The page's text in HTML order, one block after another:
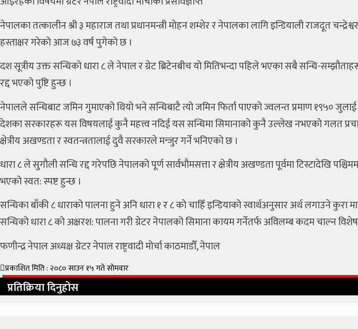
नेपालका तत्कालीन श्री ३ महाराज तथा प्रधानमन्त्री मोहन शम्शेर र नेपालका लागि इन्डियाली राजदूत
हस्ताक्षर गरेको आज ७३ वर्ष पुगेको छ ।
दश सूत्रीय उक्त सन्धिको धारा ८ ले नेपाल र ग्रेट ब्रिटेनबीच यो मितिभन्दा पहिले भएका सबै सन्धि-
रद्द भएको पुष्टि हुन्छ ।
नेपालले सन्धिबाट जमिन गुमाएको थियो भने सन्धिबाटै त्यो जमिन फिर्ता पाएको ज्वलन्त प्रमाण १९५०
देशका सरकारहरू यस विषयलाई कुनै महत्त्व नदिई यस सन्धिमा सिमानाको कुनै उल्लेख नभएको गलत
क्षेत्रीय अखण्डता र स्वतन्त्रतालाई दुवै सरकारले मन्जुर गर्ने भनिएको छ ।
धारा ८ ले सुगौली सन्धि रद्द गरेपछि नेपालको पूर्ण सार्वभौमसत्ता र क्षेत्रीय अखण्डता पूर्वमा टिस्टादेखि
भएको स्वत: स्पष्ट हुन्छ ।
सन्धिका बाँकी ८ धाराको पालना हुने अनि धारा १ र ८ को चाहिँ इन्डियाको स्वार्थअनुसार अर्थ लगाउने कुरा
सन्धिको धारा ८ को अक्षरश: पालना गरी ग्रेटर नेपालको सिमाना कायम गर्नेतर्फ अविलम्ब कदम चाल्न
फणीन्द्र नेपाल अध्यक्ष ग्रेटर नेपाल राष्ट्रवादी मोर्चा काठमाडौँ, नेपाल
प्रकाशित मिति : २०८० साउन १५ गते सोमवार
प्रतिक्रिया दिनुहोस